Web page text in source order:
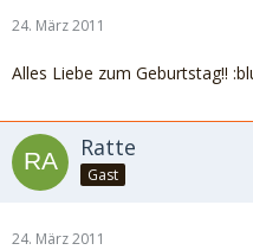
24. März 2011
Alles Liebe zum Geburtstag!!
Ratte
Gast
24. März 2011